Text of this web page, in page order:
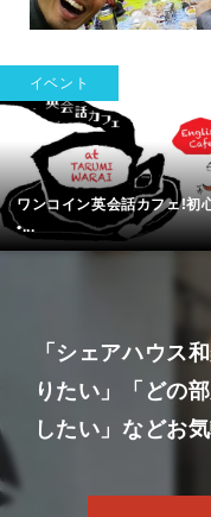
イベント
ワンコイン英会話カフェ!初
•...
「シェアハウス
りたい」
「どの
したい」などお